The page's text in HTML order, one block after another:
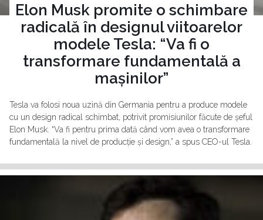
Elon Musk promite o schimbare
radicală în designul viitoarelor
modele Tesla: “Va fi o
transformare fundamentală a
mașinilor”
Tesla va folosi noua uzină din Germania pentru a produce modele
cu un design radical schimbat, potrivit promisiunilor făcute de șeful
Elon Musk. “Va fi pentru prima dată când vom avea o transformare
fundamentală la nivel de producție și design,” a spus CEO-ul Tesla.